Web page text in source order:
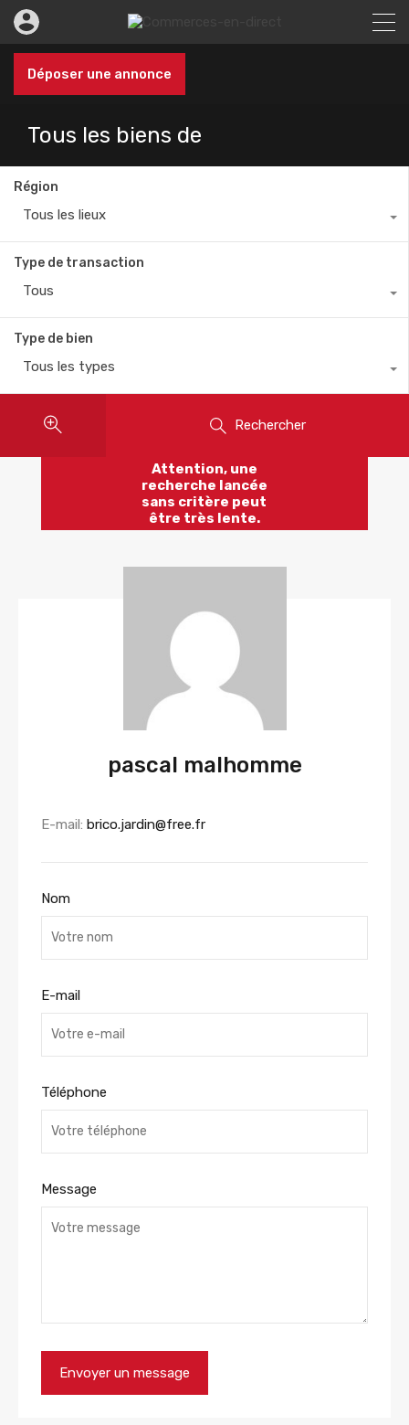
Déposer une annonce
Tous les biens de
Région
Tous les lieux
Type de transaction
Tous
Type de bien
Tous les types
Rechercher
Attention, une
recherche lancée
sans critère peut
être très lente.
pascal malhomme
E-mail: brico.jardin@free.fr
Nom
E-mail
Téléphone
Message